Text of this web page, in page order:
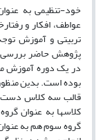
خود-تنظیمی به
عواطف، افکار و
تربیتی و آموزش
پژوهش حاضر
در یک دوره آموزش
بوده است. بدین
قالب سه کلاس دست
کلاسها به عنوان
گروه سوم هم به